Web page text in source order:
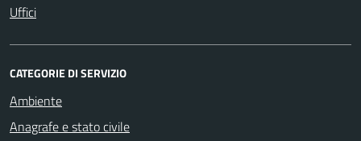
Uffici
CATEGORIE DI SERVIZIO
Ambiente
Anagrafe e stato civile